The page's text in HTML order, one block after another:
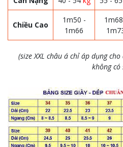
Chiều Cao
1m50 -
1m66
(size XXL châu á chỉ áp dụng
không có